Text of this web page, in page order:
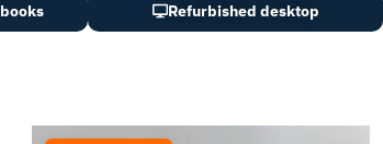
Refurbished desktop